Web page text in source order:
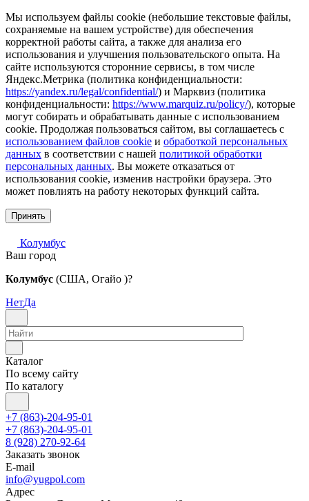
Мы используем файлы cookie (небольшие текстовые файлы,
сохраняемые на вашем устройстве) для обеспечения
корректной работы сайта, а также для анализа его
использования и улучшения пользовательского опыта. На
сайте используются сторонние сервисы, в том числе
Яндекс.Метрика (политика конфиденциальности:
https://yandex.ru/legal/confidential/) и Марквиз (политика
конфиденциальности: https://www.marquiz.ru/policy/), которые
могут собирать и обрабатывать данные с использованием
cookie. Продолжая пользоваться сайтом, вы соглашаетесь с
использованием файлов cookie и обработкой персональных
данных в соответствии с нашей политикой обработки
персональных данных. Вы можете отказаться от
использования cookie, изменив настройки браузера. Это
может повлиять на работу некоторых функций сайта.
Принять
Колумбус
Ваш город
Колумбус (США, Огайо )?
НетДа
Каталог
По всему сайту
По каталогу
+7 (863)-204-95-01
+7 (863)-204-95-01
8 (928) 270-92-64
Заказать звонок
E-mail
info@yugpol.com
Адрес